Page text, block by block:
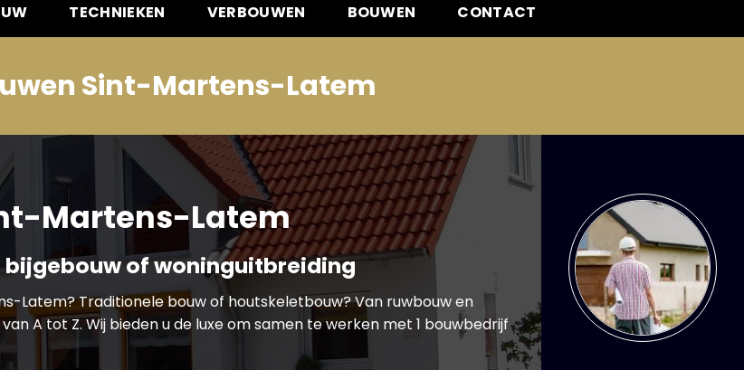
TECHNIEKEN VERBOUWEN BOUWEN CONTACT
Sint-Martens-Latem
Martens-Latem
bijgebouw of woninguitbreiding
Latem? Traditionele bouw of houtskeletbouw? Van ruwbouw en
A tot Z. Wij bieden u de luxe om samen te werken met 1 bouwbedrijf